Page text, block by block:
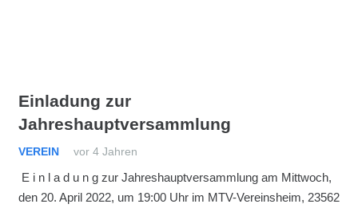
Einladung zur
Jahreshauptversammlung
VEREIN vor 4 Jahren
E i n l a d u n g zur Jahreshauptversammlung am Mittwoch,
den 20. April 2022, um 19:00 Uhr im MTV-Vereinsheim, 23562